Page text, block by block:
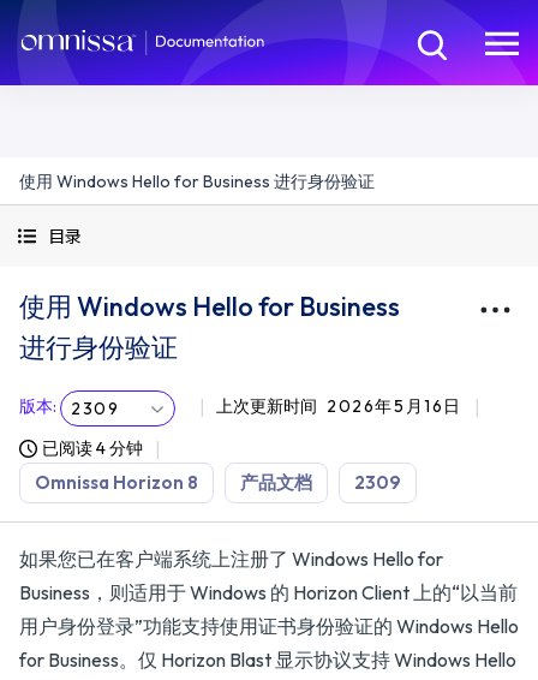
使用 Windows Hello for Business 进行身份验证
目录
使用 Windows Hello for Business
进行身份验证
版本: 2309 上次更新时间 2026年5月16日
已阅读 4 分钟
Omnissa Horizon 8 产品文档 2309
如果您已在客户端系统上注册了 Windows Hello for
Business，则适用于 Windows 的 Horizon Client 上的“以当前
用户身份登录”功能支持使用证书身份验证的 Windows Hello
for Business。仅 Horizon Blast 显示协议支持 Windows Hello